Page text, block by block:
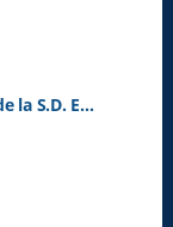
Foro de la S.D. Eibar